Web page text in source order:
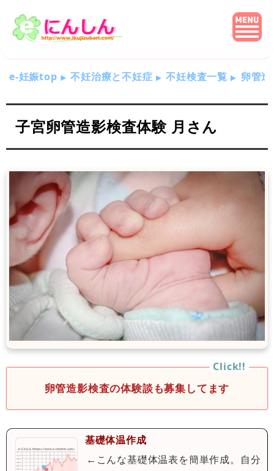
e-妊娠top 不妊治療と不妊症 不妊検査一覧 卵管
子宮卵管造影検査体験 月さん
卵管造影検査の体験談も募集してます
基礎体温作成
←こんな基礎体温表を簡単作成。自分